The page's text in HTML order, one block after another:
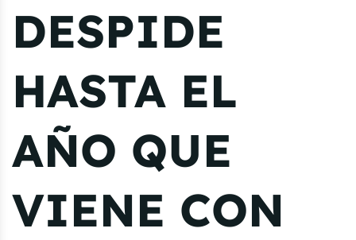
DESPIDE
HASTA EL
AÑO QUE
VIENE CON